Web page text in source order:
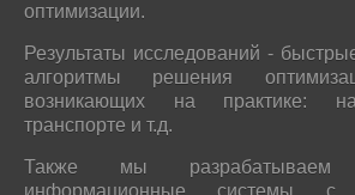
оптимизации.
Результаты исследований -
алгоритмы решения
возникающих на практике: на
транспорте и т.д.
Также мы
информационные системы с